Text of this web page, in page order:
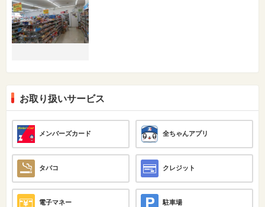
お取り扱いサービス
メンバーズカード 全ちゃんアプリ
タバコ クレジット
電子マネー 駐車場